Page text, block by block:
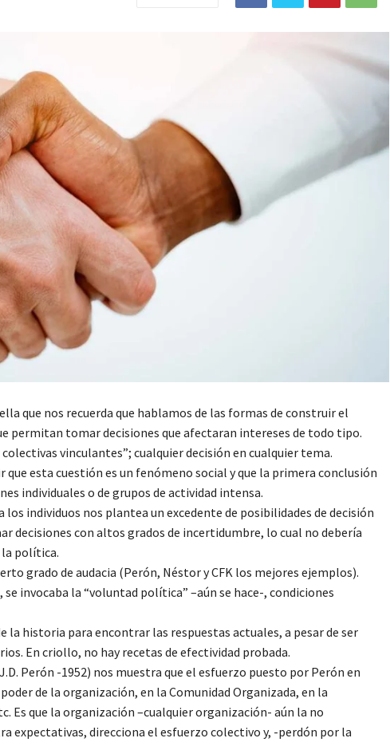
que nos recuerda que hablamos de las formas de construir el
permitan tomar decisiones que afectaran intereses de todo tipo.
vinculantes”; cualquier decisión en cualquier tema.
esta cuestión es un fenómeno social y que la primera conclusión
individuales o de grupos de actividad intensa.
individuos nos plantea un excedente de posibilidades de decisión
decisiones con altos grados de incertidumbre, lo cual no debería
la política.
grado de audacia (Perón, Néstor y CFK los mejores ejemplos).
invocaba la “voluntad política” –aún se hace-, condiciones
la historia para encontrar las respuestas actuales, a pesar de ser
En criollo, no hay recetas de efectividad probada.
Perón -1952) nos muestra que el esfuerzo puesto por Perón en
de la organización, en la Comunidad Organizada, en la
Es que la organización –cualquier organización- aún la no
expectativas, direcciona el esfuerzo colectivo y, -perdón por la